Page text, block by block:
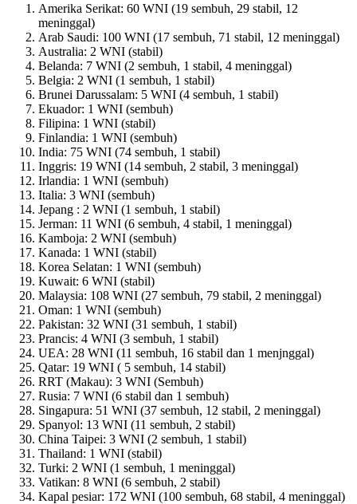
Amerika Serikat: 60 WNI (19 sembuh, 29 stabil, 12
meninggal)
Arab Saudi: 100 WNI (17 sembuh, 71 stabil, 12 meninggal)
Australia: 2 WNI (stabil)
Belanda: 7 WNI (2 sembuh, 1 stabil, 4 meninggal)
Belgia: 2 WNI (1 sembuh, 1 stabil)
Brunei Darussalam: 5 WNI (4 sembuh, 1 stabil)
Ekuador: 1 WNI (sembuh)
Filipina: 1 WNI (stabil)
Finlandia: 1 WNI (sembuh)
India: 75 WNI (74 sembuh, 1 stabil)
Inggris: 19 WNI (14 sembuh, 2 stabil, 3 meninggal)
Irlandia: 1 WNI (sembuh)
Italia: 3 WNI (sembuh)
Jepang : 2 WNI (1 sembuh, 1 stabil)
Jerman: 11 WNI (6 sembuh, 4 stabil, 1 meninggal)
Kamboja: 2 WNI (sembuh)
Kanada: 1 WNI (stabil)
Korea Selatan: 1 WNI (sembuh)
Kuwait: 6 WNI (stabil)
Malaysia: 108 WNI (27 sembuh, 79 stabil, 2 meninggal)
Oman: 1 WNI (sembuh)
Pakistan: 32 WNI (31 sembuh, 1 stabil)
Prancis: 4 WNI (3 sembuh, 1 stabil)
UEA: 28 WNI (11 sembuh, 16 stabil dan 1 menjnggal)
Qatar: 19 WNI ( 5 sembuh, 14 stabil)
RRT (Makau): 3 WNI (Sembuh)
Rusia: 7 WNI (6 stabil dan 1 sembuh)
Singapura: 51 WNI (37 sembuh, 12 stabil, 2 meninggal)
Spanyol: 13 WNI (11 sembuh, 2 stabil)
China Taipei: 3 WNI (2 sembuh, 1 stabil)
Thailand: 1 WNI (stabil)
Turki: 2 WNI (1 sembuh, 1 meninggal)
Vatikan: 8 WNI (6 sembuh, 2 stabil)
Kapal pesiar: 172 WNI (100 sembuh, 68 stabil, 4 meninggal)